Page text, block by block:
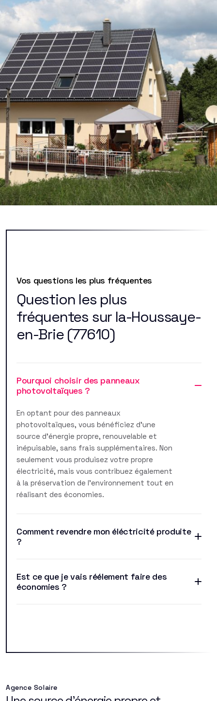
Vos questions les plus fréquentes
Question les plus
fréquentes sur la-Houssaye-
en-Brie (77610)
Pourquoi choisir des panneaux
photovoltaïques ?
En optant pour des panneaux
photovoltaïques, vous bénéficiez d'une
source d'énergie propre, renouvelable et
inépuisable, sans frais supplémentaires. Non
seulement vous produisez votre propre
électricité, mais vous contribuez également
à la préservation de l'environnement tout en
réalisant des économies.
Comment revendre mon éléctricité produite
?
Est ce que je vais réélement faire des
économies ?
Agence Solaire